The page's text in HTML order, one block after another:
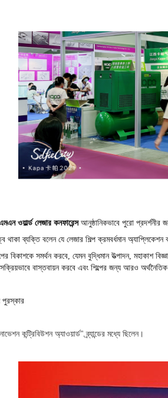
ওয়ার্ল্ড লেজার কনফারেন্সআনুষ্ঠানিকভাবে পুরো প্রদর্শনীর
থাকা ব্যক্তি বলেন যে লেজার শিল্প ক্রমবর্ধমান
বিকাশকে সমর্থন করবে, যেমন বুদ্ধিমান উত্পাদন, মহাকাশ
বাস্তবায়ন করবে এবং শিল্পের জন্য আরও
পুরস্কার
কন্ট্রিবিউশন অ্যাওয়ার্ড" ব্র্যান্ডের মধ্যে ছিলেন।